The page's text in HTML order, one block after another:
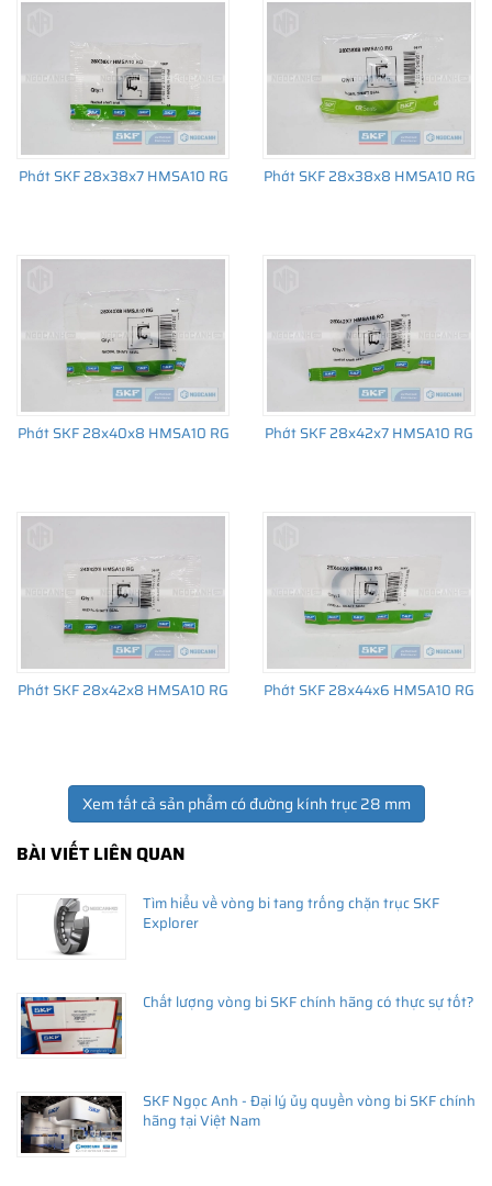
Giá bán và nơi bán Phớt chắn dầu SKF chính hãng uy
Để có báo giá Phớt SKF 28x44x6 HMSA10 RG tốt nhất, hãy liên
Phớt SKF 28x38x7 HMSA10 RG Phớt SKF 28x38x8 HMSA10 RG
Phớt SKF 28x40x8 HMSA10 RG Phớt SKF 28x42x7 HMSA10 RG
Phớt SKF 28x42x8 HMSA10 RG Phớt SKF 28x44x6 HMSA10 RG
Xem tất cả sản phẩm có đường kính trục 28 mm
BÀI VIẾT LIÊN QUAN
Tìm hiểu về vòng bi tang trống chặn trục SKF
Explorer
Chất lượng vòng bi SKF chính hãng có thực sự tốt?
SKF Ngọc Anh - Đại lý ủy quyền vòng bi SKF chính
hãng tại Việt Nam